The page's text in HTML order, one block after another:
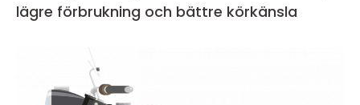
lägre förbrukning och bättre körkänsla